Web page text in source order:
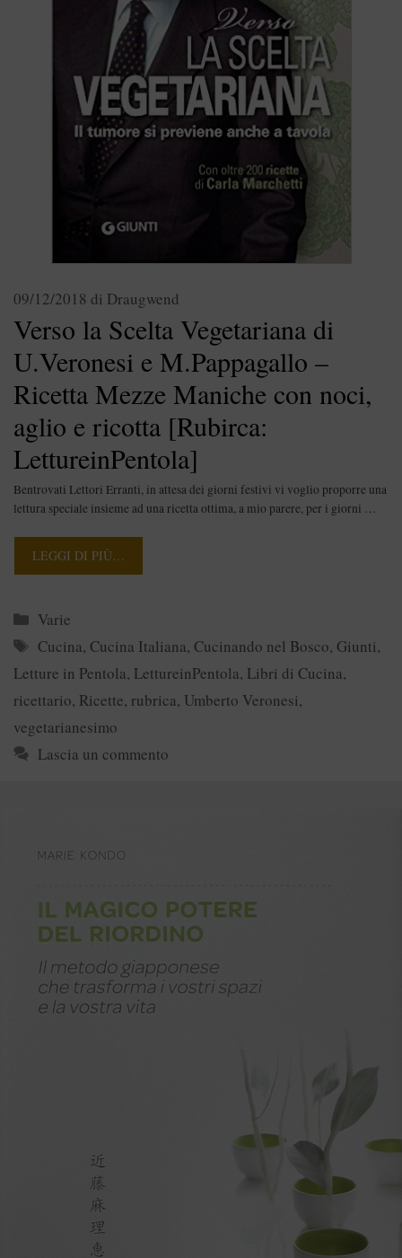
Verso la Scelta Vegetariana di
U.Veronesi e M.Pappagallo –
Ricetta Mezze Maniche con noci,
aglio e ricotta [Rubirca:
LettureinPentola]
09/12/2018 di Draugwend
Bentrovati Lettori Erranti, in attesa dei giorni festivi vi voglio proporre una
lettura speciale insieme ad una ricetta ottima, a mio parere, per i giorni …
LEGGI DI PIÙ…
Categorie
Varie
Tag
Cucina,Cucina Italiana,Cucinando nel Bosco, Giunti,
Letture in Pentola, LettureinPentola, Libri di Cucina,
ricettario, Ricette, rubrica, Umberto Veronesi,
vegetarianesimo
Lascia un commento